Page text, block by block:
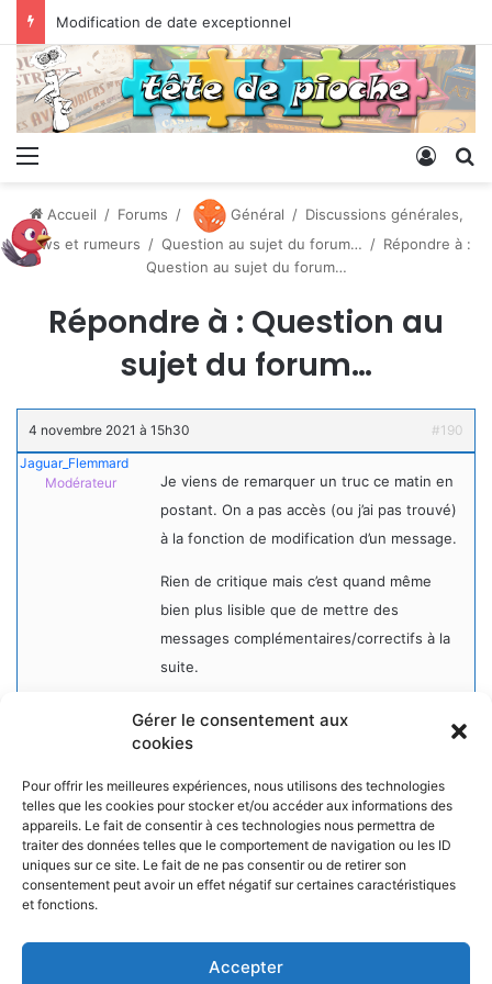
Gérer le consentement aux
cookies
Pour offrir les meilleures expériences, nous utilisons des technologies
telles que les cookies pour stocker et/ou accéder aux informations des
appareils. Le fait de consentir à ces technologies nous permettra de
traiter des données telles que le comportement de navigation ou les ID
uniques sur ce site. Le fait de ne pas consentir ou de retirer son
consentement peut avoir un effet négatif sur certaines caractéristiques
et fonctions.
Accepter
Modification de date exceptionnel
Menu
Accueil / Forums / Général / Discussions générales,
News et rumeurs / Question au sujet du forum… / Répondre à :
Question au sujet du forum…
Répondre à : Question au
sujet du forum…
4 novembre 2021 à 15h30
#190
Jaguar_Flemmard
Modérateur
Je viens de remarquer un truc ce matin en
postant. On a pas accès (ou j’ai pas trouvé)
à la fonction de modification d’un message.
Rien de critique mais c’est quand même
bien plus lisible que de mettre des
messages complémentaires/correctifs à la
suite.
NOS PARTENAIRES
La ville d'Aurillac
La réponse ludique - 10 rue Victor Hugo, 15000 Aurillac